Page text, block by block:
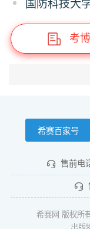
考
希赛百家号
售前电
希赛网 版权